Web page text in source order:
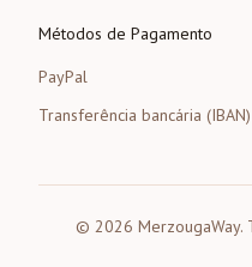
Métodos de Pagamento
PayPal
Transferência bancária (IBAN)
© 2026 MerzougaWay.